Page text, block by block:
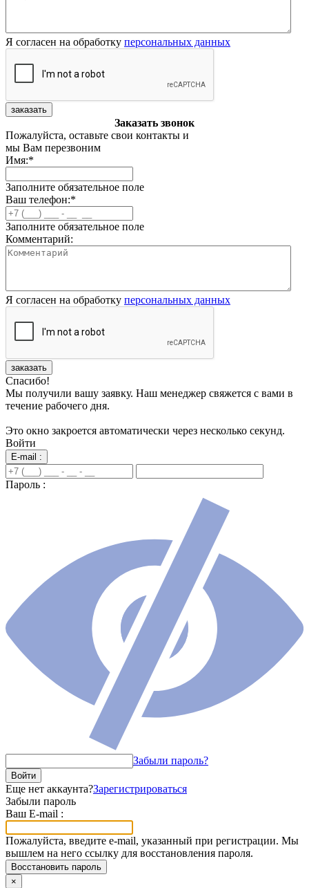
Я согласен на обработку персональных данных
заказать
Заказать звонок
Пожалуйста, оставьте свои контакты и
мы Вам перезвоним
Имя:*
Заполните обязательное поле
Ваш телефон:*
Заполните обязательное поле
Комментарий:
Я согласен на обработку персональных данных
заказать
Спасибо!
Мы получили вашу заявку. Наш менеджер свяжется с вами в
течение рабочего дня.
Это окно закроется автоматически через несколько секунд.
Войти
E-mail :
Пароль :
Забыли пароль?
Войти
Еще нет аккаунта?Зарегистрироваться
Забыли пароль
Ваш E-mail :
Пожалуйста, введите e-mail, указанный при регистрации. Мы
вышлем на него ссылку для восстановления пароля.
Восстановить пароль
×